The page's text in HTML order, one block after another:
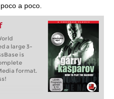
a poco.
a large 3-
is
format.